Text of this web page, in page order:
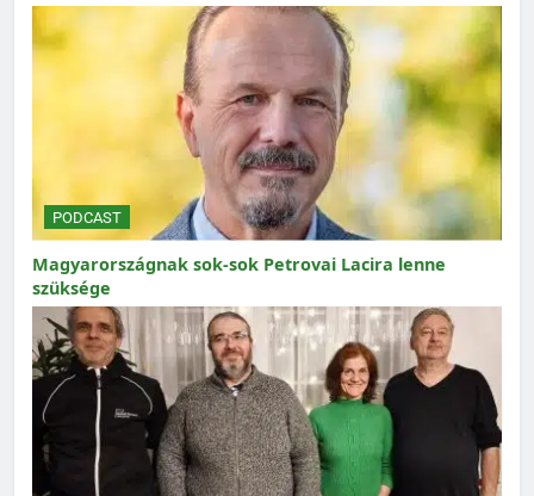
PODCAST
Magyarországnak sok-sok Petrovai Lacira lenne
szüksége